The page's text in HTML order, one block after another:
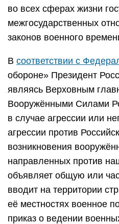
во всех сферах жизни
межгосударственных
законов военного
В соответствии с
обороне» Президент
являясь Верховным
Вооружёнными Силами
в случае агрессии или
агрессии против
возникновения
направленных против
объявляет общую или
вводит на территории
её местностях военное
приказ о ведении